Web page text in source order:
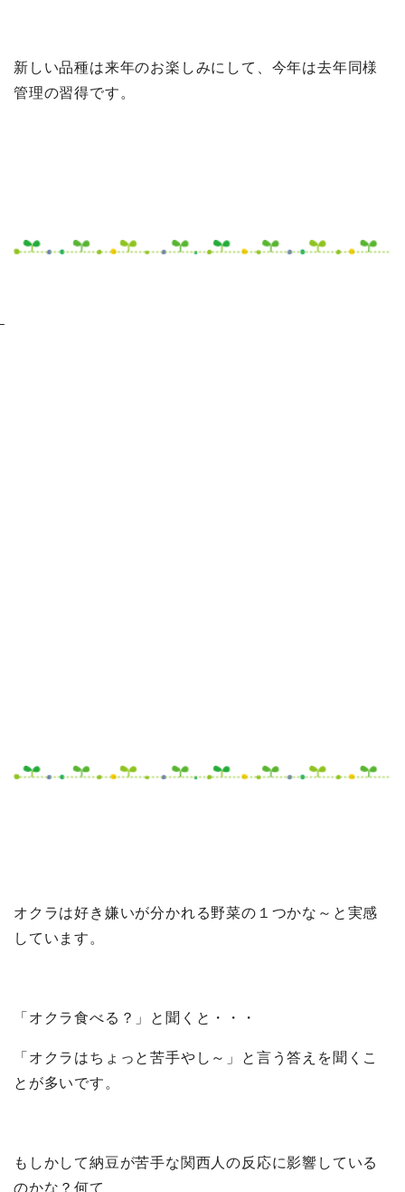
新しい品種は来年のお楽しみにして、今年は去年同様
管理の習得です。
オクラは好き嫌いが分かれる野菜の１つかな～と実感
しています。
「オクラ食べる？」と聞くと・・・
「オクラはちょっと苦手やし～」と言う答えを聞くこ
とが多いです。
もしかして納豆が苦手な関西人の反応に影響している
のかな？何て